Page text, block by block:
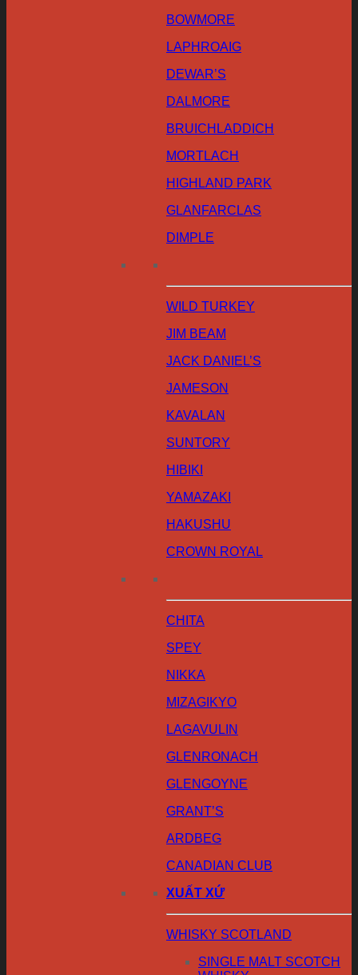
BOWMORE
LAPHROAIG
DEWAR’S
DALMORE
BRUICHLADDICH
MORTLACH
HIGHLAND PARK
GLANFARCLAS
DIMPLE
WILD TURKEY
JIM BEAM
JACK DANIEL’S
JAMESON
KAVALAN
SUNTORY
HIBIKI
YAMAZAKI
HAKUSHU
CROWN ROYAL
CHITA
SPEY
NIKKA
MIZAGIKYO
LAGAVULIN
GLENRONACH
GLENGOYNE
GRANT’S
ARDBEG
CANADIAN CLUB
XUẤT XỨ
WHISKY SCOTLAND
SINGLE MALT SCOTCH